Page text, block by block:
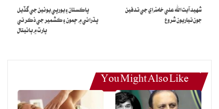
جي مبينا قتل تي ردعمل ڏيندي چيو آهي ته اطلاع موجب اٽلي ۾ فوت
ٿيندڙ ماڻهن جو تعلق پاڪستاني نسل وارن خاندانن سان هو، جڏهن ته
معاملي جي پيروي ڪري رهيو آهي ۽ وڌيڪ اڳڀرائي لاءِ مقامي اختيارين
سان رابطي ۾ آهي.
شهيد آيت الله علي خامنه اِي جي تدفين
جون تياريون شروع
پاڪستان ۽ يورپي يونين جي گڏيل
پڌرائي ۾ ڄمون ۽ ڪشمير جي ذڪر تي
ڀارت ۾ ٻائيتال
You Might Also Like